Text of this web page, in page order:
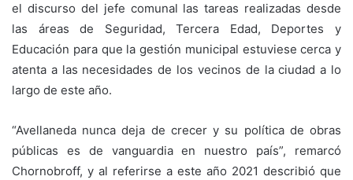
el discurso del jefe comunal las tareas realizadas desde
las áreas de Seguridad, Tercera Edad, Deportes y
Educación para que la gestión municipal estuviese cerca y
atenta a las necesidades de los vecinos de la ciudad a lo
largo de este año.
“Avellaneda nunca deja de crecer y su política de obras
públicas es de vanguardia en nuestro país”, remarcó
Chornobroff, y al referirse a este año 2021 describió que